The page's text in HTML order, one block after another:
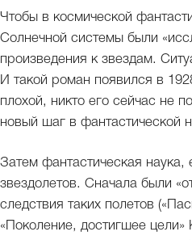
Чтобы в космической
Солнечной системы были
произведения к звездам.
И такой роман появился в
плохой, никто его сейчас не
новый шаг в фантастической
Затем фантастическая наука,
звездолетов. Сначала были
следствия таких полетов
«Поколение, достигшее